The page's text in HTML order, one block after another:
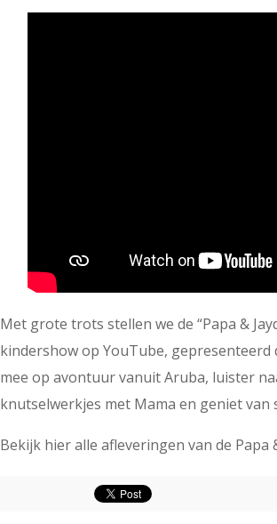
Met grote trots stellen we de “Papa &
kindershow op YouTube, gepresenteerd
mee op avontuur vanuit Aruba, luister
knutselwerkjes met Mama en geniet van
Bekijk hier alle afleveringen van de Papa